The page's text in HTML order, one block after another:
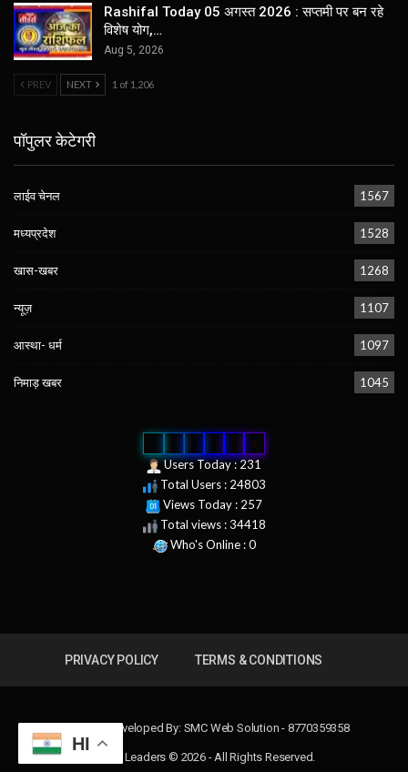
Rashifal Today 05 अगस्त 2026 : सप्तमी पर बन रहे
विशेष योग,…
Aug 5, 2026
PREV NEXT 1 of 1,206
पॉपुलर केटेगरी
लाईव चेनल 1567
मध्यप्रदेश 1528
खास-खबर 1268
न्यूज़ 1107
आस्था- धर्म 1097
निमाड़ खबर 1045
3
Users Today : 231
Total Users : 24803
Views Today : 257
Total views : 34418
Who's Online : 0
PRIVACY POLICY TERMS & CONDITIONS
Design & Developed By: SMC Web Solution - 8770359358
News Leaders © 2026 - All Rights Reserved.
HI